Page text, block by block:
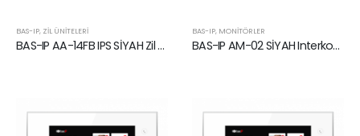
BAS-IP, ZIL ÜNITELERI
BAS-IP AA-14FB IPS SİYAH Zil Ünitesi
BAS-IP, MONITÖRLER
BAS-IP AM-02 SİYAH Interkom Monitörü